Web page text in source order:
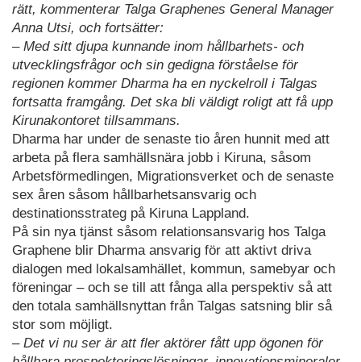
rätt, kommenterar Talga Graphenes General Manager
Anna Utsi, och fortsätter:
– Med sitt djupa kunnande inom hållbarhets- och
utvecklingsfrågor och sin gedigna förståelse för
regionen kommer Dharma ha en nyckelroll i Talgas
fortsatta framgång. Det ska bli väldigt roligt att få upp
Kirunakontoret tillsammans.
Dharma har under de senaste tio åren hunnit med att
arbeta på flera samhällsnära jobb i Kiruna, såsom
Arbetsförmedlingen, Migrationsverket och de senaste
sex åren såsom hållbarhetsansvarig och
destinationsstrateg på Kiruna Lappland.
På sin nya tjänst såsom relationsansvarig hos Talga
Graphene blir Dharma ansvarig för att aktivt driva
dialogen med lokalsamhället, kommun, samebyar och
föreningar – och se till att fånga alla perspektiv så att
den totala samhällsnyttan från Talgas satsning blir så
stor som möjligt.
– Det vi nu ser är att fler aktörer fått upp ögonen för